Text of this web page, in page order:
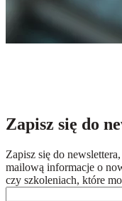
Zapisz się do
Zapisz się do
mailową informacje o
czy szkoleniach, które